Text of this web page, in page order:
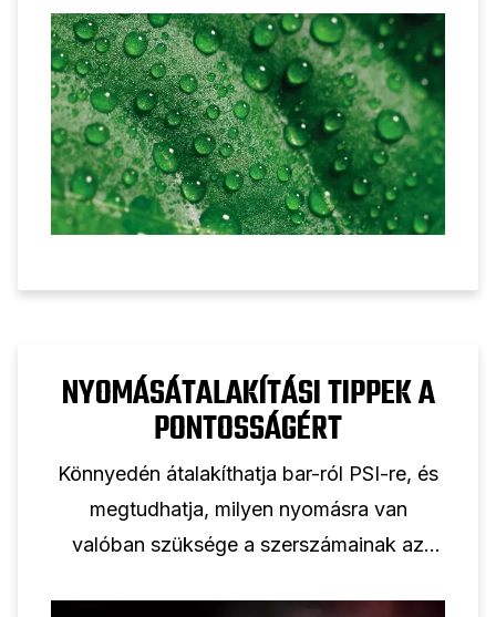
NYOMÁSÁTALAKÍTÁSI TIPPEK A
PONTOSSÁGÉRT
Könnyedén átalakíthatja bar-ról PSI-re, és
megtudhatja, milyen nyomásra van
valóban szüksége a szerszámainak az